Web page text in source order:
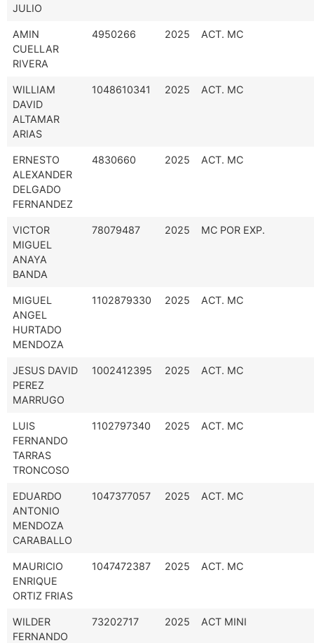
JULIO
AMIN
CUELLAR
RIVERA
4950266 2025 ACT. MC
WILLIAM
DAVID
ALTAMAR
ARIAS
1048610341 2025 ACT. MC
ERNESTO
ALEXANDER
DELGADO
FERNANDEZ
4830660 2025 ACT. MC
VICTOR
MIGUEL
ANAYA
BANDA
78079487 2025 MC POR EXP.
MIGUEL
ANGEL
HURTADO
MENDOZA
1102879330 2025 ACT. MC
JESUS DAVID
PEREZ
MARRUGO
1002412395 2025 ACT. MC
LUIS
FERNANDO
TARRAS
TRONCOSO
1102797340 2025 ACT. MC
EDUARDO
ANTONIO
MENDOZA
CARABALLO
1047377057 2025 ACT. MC
MAURICIO
ENRIQUE
ORTIZ FRIAS
1047472387 2025 ACT. MC
WILDER
FERNANDO
73202717 2025 ACT MINI